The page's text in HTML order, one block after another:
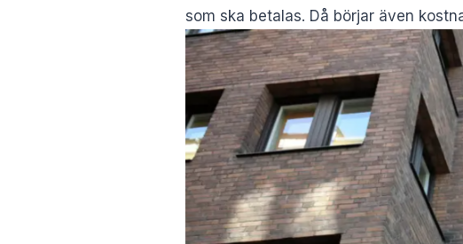
som ska betalas. Då börjar även